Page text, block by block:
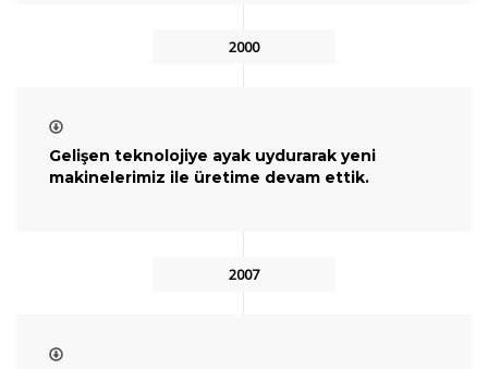
2000
Gelişen teknolojiye ayak uydurarak yeni
makinelerimiz ile üretime devam ettik.
2007